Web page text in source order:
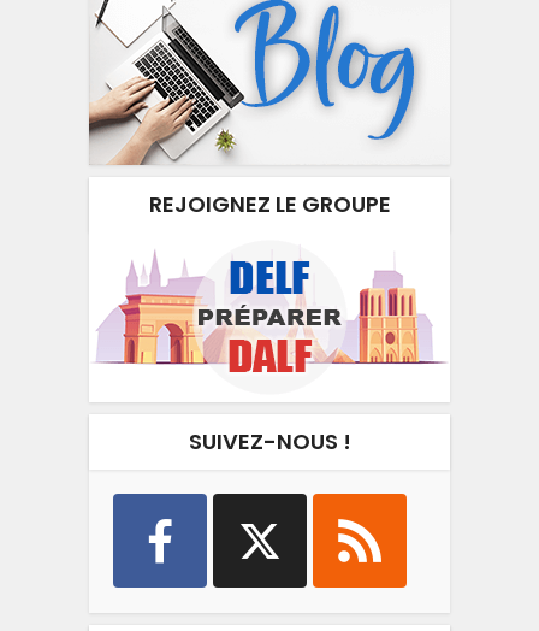
REJOIGNEZ LE GROUPE
SUIVEZ-NOUS !